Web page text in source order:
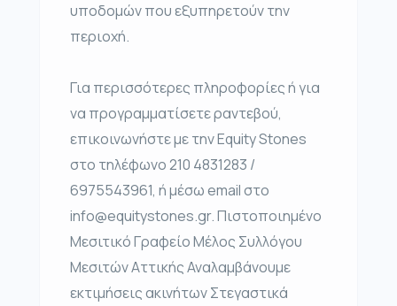
υποδομών που εξυπηρετούν την
περιοχή.
Για περισσότερες πληροφορίες ή για
να προγραμματίσετε ραντεβού,
επικοινωνήστε με την Equity Stones
στο τηλέφωνο 210 4831283 /
6975543961, ή μέσω email στο
info@equitystones.gr. Πιστοποιημένο
Μεσιτικό Γραφείο Μέλος Συλλόγου
Μεσιτών Αττικής Αναλαμβάνουμε
εκτιμήσεις ακινήτων Στεγαστικά